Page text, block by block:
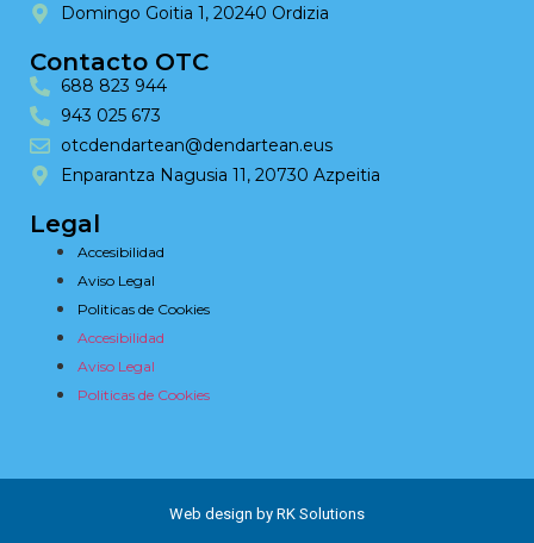
Domingo Goitia 1, 20240 Ordizia
Contacto OTC
688 823 944
943 025 673
otcdendartean@dendartean.eus
Enparantza Nagusia 11, 20730 Azpeitia
Legal
Accesibilidad
Aviso Legal
Politicas de Cookies
Accesibilidad
Aviso Legal
Politicas de Cookies
Web design by RK Solutions